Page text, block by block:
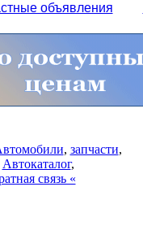
объявления
, запчасти,
Автокаталог,
связь «